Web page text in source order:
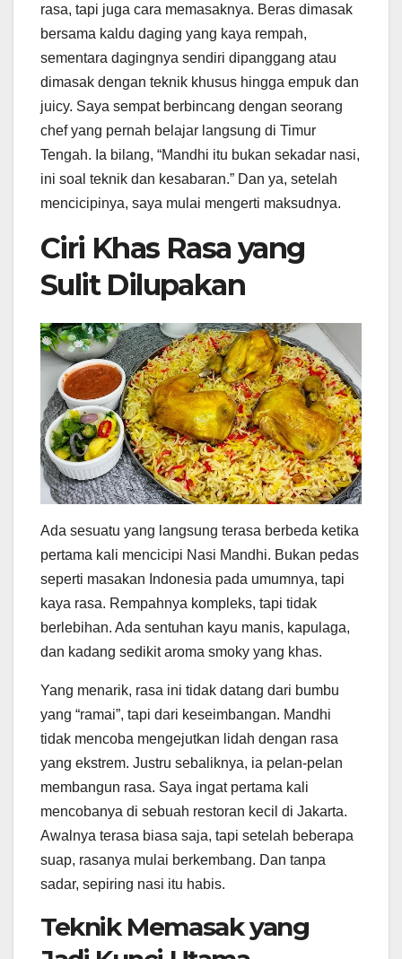
rasa, tapi juga cara memasaknya. Beras dimasak
bersama kaldu daging yang kaya rempah,
sementara dagingnya sendiri dipanggang atau
dimasak dengan teknik khusus hingga empuk dan
juicy. Saya sempat berbincang dengan seorang
chef yang pernah belajar langsung di Timur
Tengah. Ia bilang, “Mandhi itu bukan sekadar nasi,
ini soal teknik dan kesabaran.” Dan ya, setelah
mencicipinya, saya mulai mengerti maksudnya.
Ciri Khas Rasa yang
Sulit Dilupakan
Ada sesuatu yang langsung terasa berbeda ketika
pertama kali mencicipi Nasi Mandhi. Bukan pedas
seperti masakan Indonesia pada umumnya, tapi
kaya rasa. Rempahnya kompleks, tapi tidak
berlebihan. Ada sentuhan kayu manis, kapulaga,
dan kadang sedikit aroma smoky yang khas.
Yang menarik, rasa ini tidak datang dari bumbu
yang “ramai”, tapi dari keseimbangan. Mandhi
tidak mencoba mengejutkan lidah dengan rasa
yang ekstrem. Justru sebaliknya, ia pelan-pelan
membangun rasa. Saya ingat pertama kali
mencobanya di sebuah restoran kecil di Jakarta.
Awalnya terasa biasa saja, tapi setelah beberapa
suap, rasanya mulai berkembang. Dan tanpa
sadar, sepiring nasi itu habis.
Teknik Memasak yang